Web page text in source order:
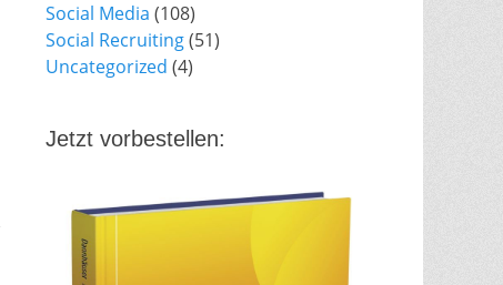
Social Media (108)
Social Recruiting(51)
Uncategorized (4)
Jetzt vorbestellen: